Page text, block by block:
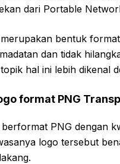
dari Portable
bentuk
dan tidak
hal ini lebih dikenal
format PNG
PNG dengan
logo tersebut